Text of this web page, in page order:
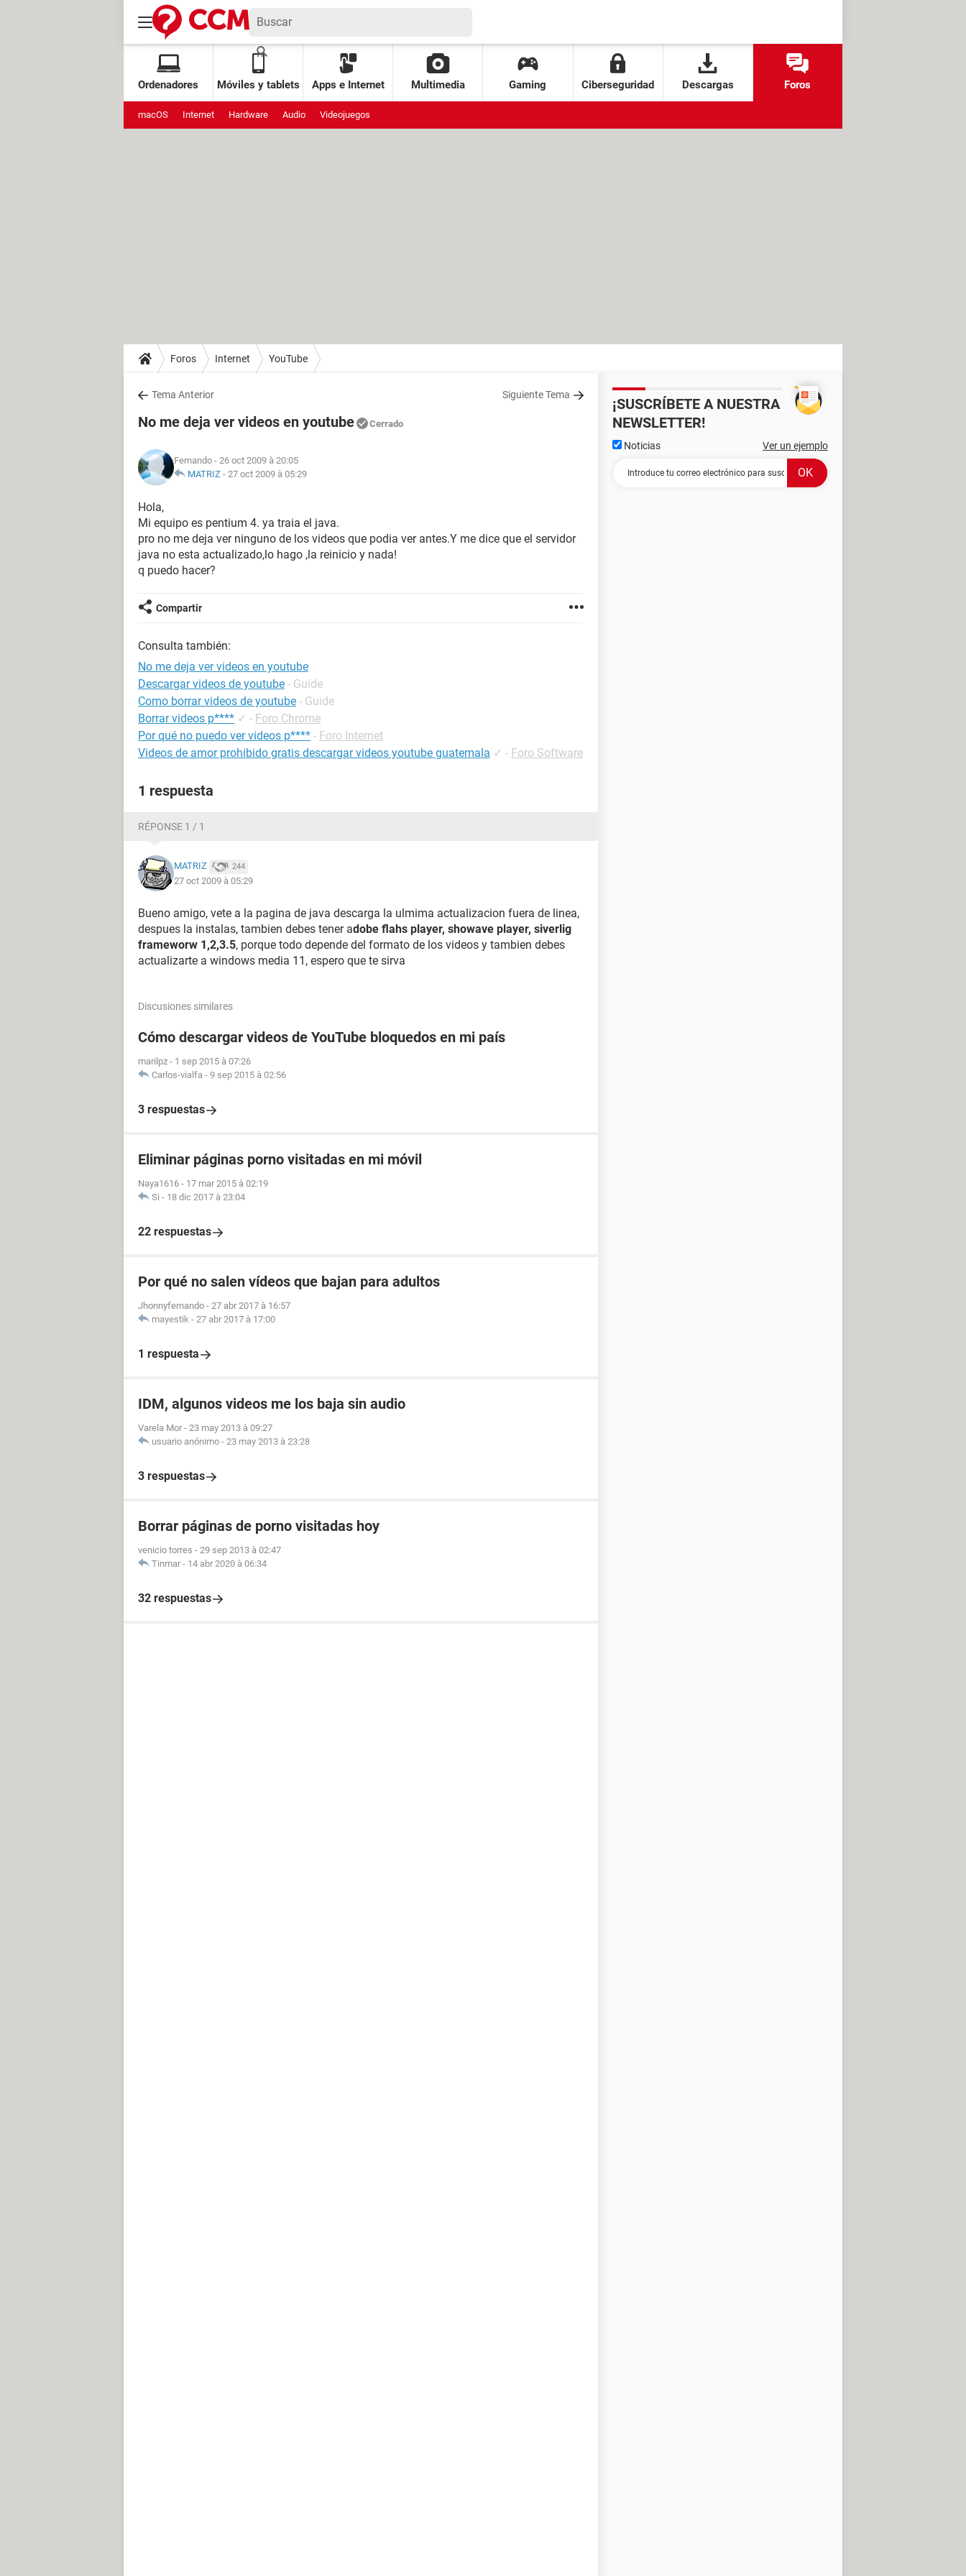
Ordenadores Móviles y tablets Apps e Internet Multimedia Gaming Ciberseguridad Descargas Foros
macOS Internet Hardware Audio Videojuegos
Foros Internet YouTube
Tema Anterior Siguiente Tema
No me deja ver videos en youtube Cerrado
Fernando - 26 oct 2009 à 20:05
MATRIZ - 27 oct 2009 à 05:29
Hola,
Mi equipo es pentium 4. ya traia el java.
pro no me deja ver ninguno de los videos que podia ver antes.Y me dice que el servidor
java no esta actualizado,lo hago ,la reinicio y nada!
q puedo hacer?
Compartir
Consulta también:
No me deja ver videos en youtube
Descargar videos de youtube - Guide
Como borrar videos de youtube - Guide
Borrar videos p**** ✓ - Foro Chrome
Por qué no puedo ver videos p**** - Foro Internet
Videos de amor prohibido gratis descargar videos youtube guatemala ✓ - Foro Software
1 respuesta
RÉPONSE 1 / 1
MATRIZ 244
27 oct 2009 à 05:29
Bueno amigo, vete a la pagina de java descarga la ulmima actualizacion fuera de linea,
despues la instalas, tambien debes tener adobe flahs player, showave player, siverlig
frameworw 1,2,3.5, porque todo depende del formato de los videos y tambien debes
actualizarte a windows media 11, espero que te sirva
Discusiones similares
Cómo descargar videos de YouTube bloquedos en mi país
marilpz - 1 sep 2015 à 07:26
Carlos-vialfa - 9 sep 2015 à 02:56
3 respuestas
Eliminar páginas porno visitadas en mi móvil
Naya1616 - 17 mar 2015 à 02:19
Si - 18 dic 2017 à 23:04
22 respuestas
Por qué no salen vídeos que bajan para adultos
Jhonnyfernando - 27 abr 2017 à 16:57
mayestik - 27 abr 2017 à 17:00
1 respuesta
IDM, algunos videos me los baja sin audio
Varela Mor - 23 may 2013 à 09:27
usuario anónimo - 23 may 2013 à 23:28
3 respuestas
Borrar páginas de porno visitadas hoy
venicio torres - 29 sep 2013 à 02:47
Tinmar - 14 abr 2020 à 06:34
32 respuestas
¡SUSCRÍBETE A NUESTRA
NEWSLETTER!
Noticias Ver un ejemplo